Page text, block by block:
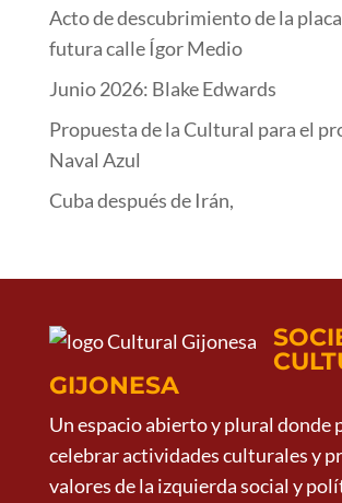
Acto de descubrimiento de la
futura calle Ígor Medio
Junio 2026: Blake Edwards
Propuesta de la Cultural para el
Naval Azul
Cuba después de Irán,
GIJONESA
Un espacio abierto y plural donde
celebrar actividades culturales y
valores de la izquierda social y